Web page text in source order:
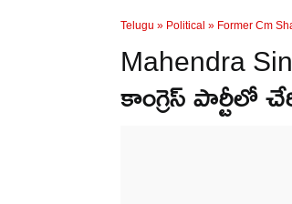
Telugu » Political » Former Cm
Mahendra
కాంగ్రెస్ పార్టీలో